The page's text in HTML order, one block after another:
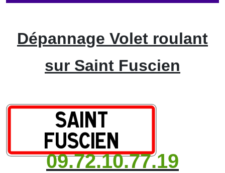
Dépannage Volet roulant
sur Saint Fuscien
09.72.10.77.19